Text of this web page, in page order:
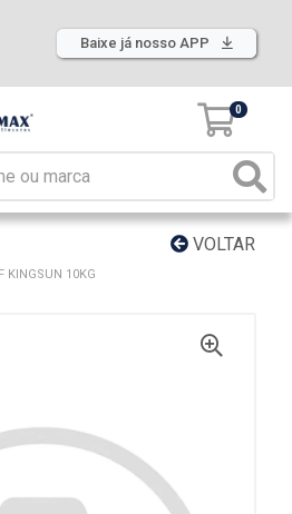
Baixe já nosso APP
0
VOLTAR
KINGSUN 10KG